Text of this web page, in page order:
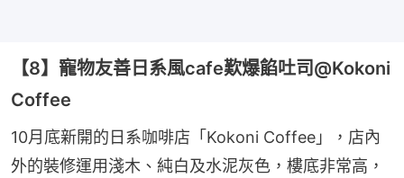
【8】寵物友善日系風cafe歎爆餡吐司@Kokoni
Coffee
10月底新開的日系咖啡店「Kokoni Coffee」，店內
外的裝修運用淺木、純白及水泥灰色，樓底非常高，